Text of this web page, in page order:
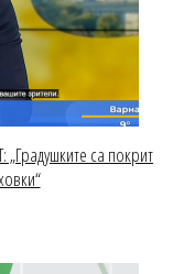
са покрит